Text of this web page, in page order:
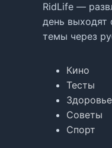
RidLife —
день выходят
темы через
Кино
Тесты
Здоровье
Советы
Спорт